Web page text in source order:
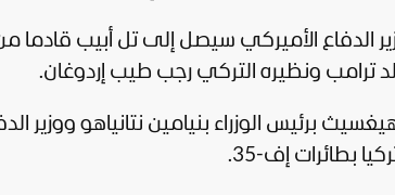
الدفاع الأميركي سيصل إلى تل أبيب قادما
ترامب ونظيره التركي رجب طيب إردوغان.
برئيس الوزراء بنيامين نتانياهو ووزير
بطائرات إف-35.